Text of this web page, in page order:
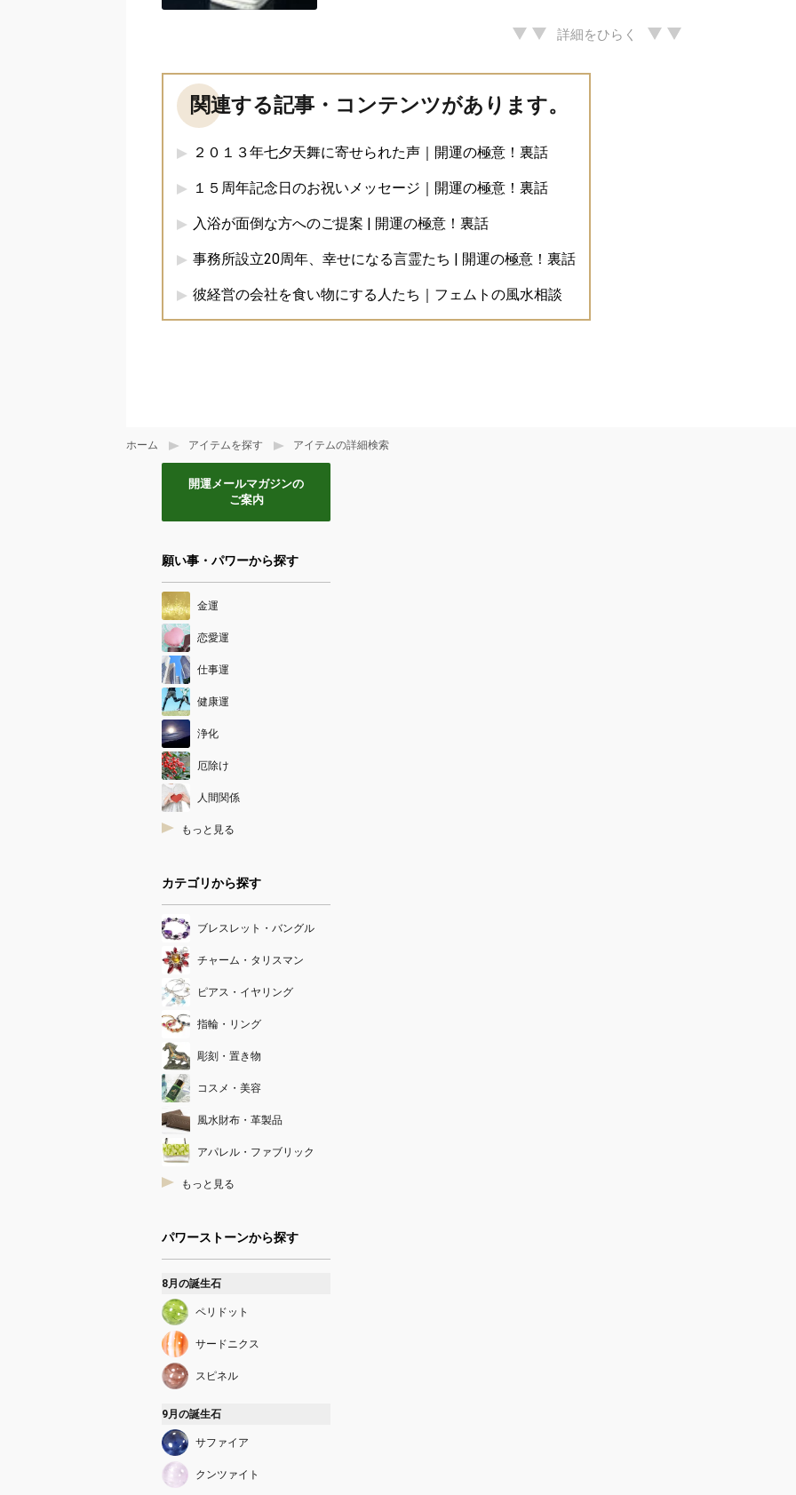
ホーム アイテムを探す アイテムの詳細検索
詳細をひらく
関連する記事・コンテンツがあります。
２０１３年七夕天舞に寄せられた声｜開運の極意！裏話
１５周年記念日のお祝いメッセージ｜開運の極意！裏話
入浴が面倒な方へのご提案 | 開運の極意！裏話
事務所設立20周年、幸せになる言霊たち | 開運の極意！裏話
彼経営の会社を食い物にする人たち｜フェムトの風水相談
開運メールマガジンの
ご案内
願い事・パワーから探す
金運
恋愛運
仕事運
健康運
浄化
厄除け
人間関係
もっと見る
カテゴリから探す
ブレスレット・バングル
チャーム・タリスマン
ピアス・イヤリング
指輪・リング
彫刻・置き物
コスメ・美容
風水財布・革製品
アパレル・ファブリック
もっと見る
パワーストーンから探す
8月の誕生石
ペリドット
サードニクス
スピネル
9月の誕生石
サファイア
クンツァイト